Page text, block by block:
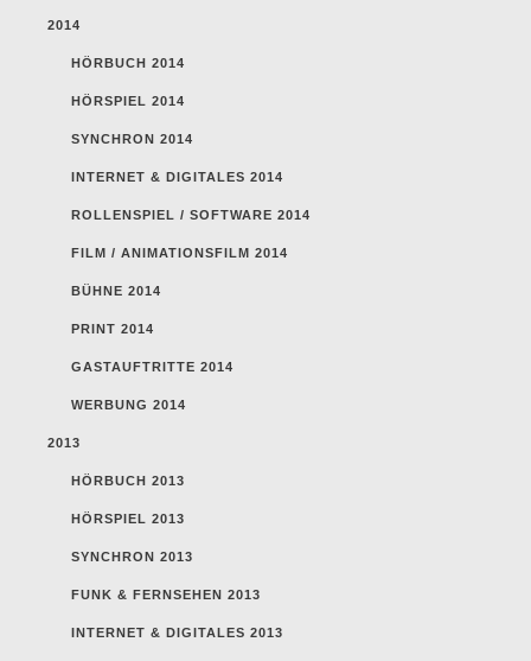
2014
HÖRBUCH 2014
HÖRSPIEL 2014
SYNCHRON 2014
INTERNET & DIGITALES 2014
ROLLENSPIEL / SOFTWARE 2014
FILM / ANIMATIONSFILM 2014
BÜHNE 2014
PRINT 2014
GASTAUFTRITTE 2014
WERBUNG 2014
2013
HÖRBUCH 2013
HÖRSPIEL 2013
SYNCHRON 2013
FUNK & FERNSEHEN 2013
INTERNET & DIGITALES 2013